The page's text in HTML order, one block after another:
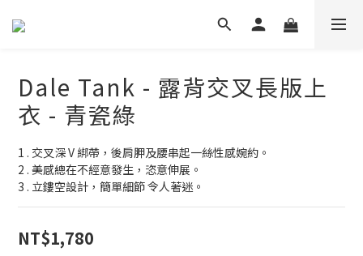
Dale Tank - 露背交叉長版上
衣 - 青瓷綠
1 . 交叉深 V 綁帶，後肩胛及腰串起一絲性感婉約。
2 . 美感總在不經意發生，恣意伸展。
3 . 立鏤空設計，簡單細節 令人著迷。
NT$1,780